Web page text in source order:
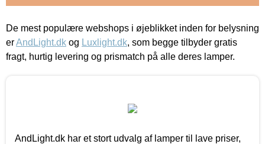
De mest populære webshops i øjeblikket inden for belysning
erAndLight.dk og Luxlight.dk, som begge tilbyder gratis
fragt, hurtig levering og prismatch på alle deres lamper.
AndLight.dk har et stort udvalg af lamper til lave priser,